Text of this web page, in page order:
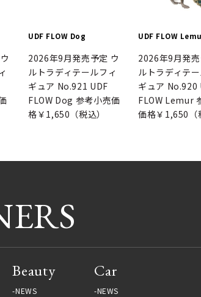
UDF FLOW Dog
2026年9月発売予定 ウ
ルトラディテールフィ
ギュア No.921 UDF
FLOW Dog 参考小売価
格￥1,650（税込）
UDF FLOW
2026年9月発
ルトラディテ
ギュア No.920
FLOW Lemur
価格￥1,650（
Beauty
NEWS
Car
NEWS